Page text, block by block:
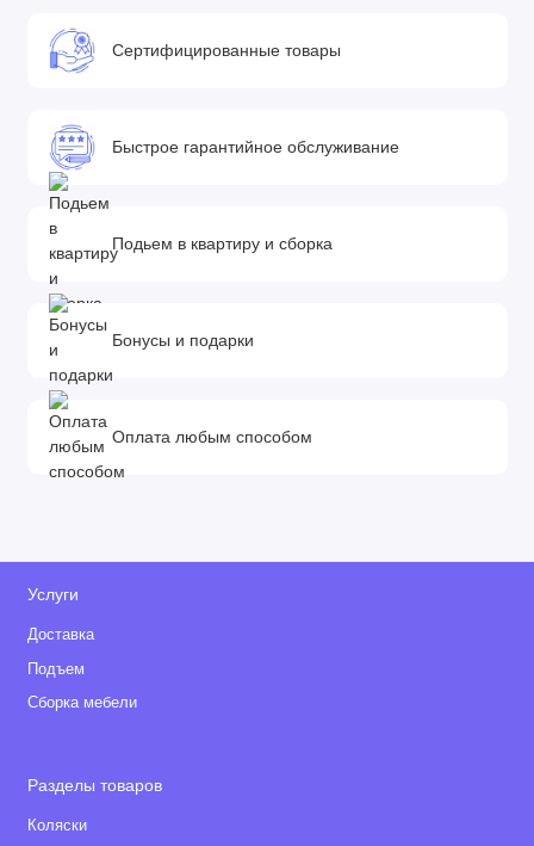
Сертифицированные товары
Быстрое гарантийное обслуживание
Подьем в квартиру и сборка
Бонусы и подарки
Оплата любым способом
Услуги
Доставка
Подъем
Сборка мебели
Разделы товаров
Коляски